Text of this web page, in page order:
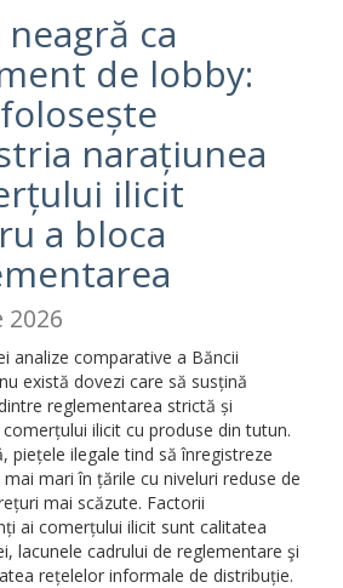
neagră ca
de lobby:
narațiunea
ilicit
a bloca
2026
analize comparative a Băncii
există dovezi care să susțină
reglementarea strictă și
ilicit cu produse din tutun.
piețele ilegale tind să înregistreze
mari în țările cu niveluri reduse de
mai scăzute. Factorii
ai comerțului ilicit sunt calitatea
lacunele cadrului de reglementare şi
rețelelor informale de distribuție.